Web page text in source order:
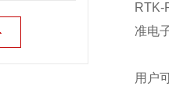
RTK-
准电
用户